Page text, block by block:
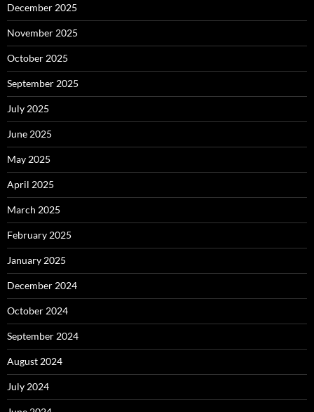
December 2025
November 2025
October 2025
September 2025
July 2025
June 2025
May 2025
April 2025
March 2025
February 2025
January 2025
December 2024
October 2024
September 2024
August 2024
July 2024